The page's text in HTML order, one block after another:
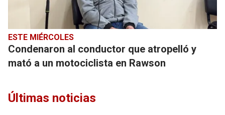
ESTE MIÉRCOLES
Condenaron al conductor que atropelló y
mató a un motociclista en Rawson
Últimas noticias